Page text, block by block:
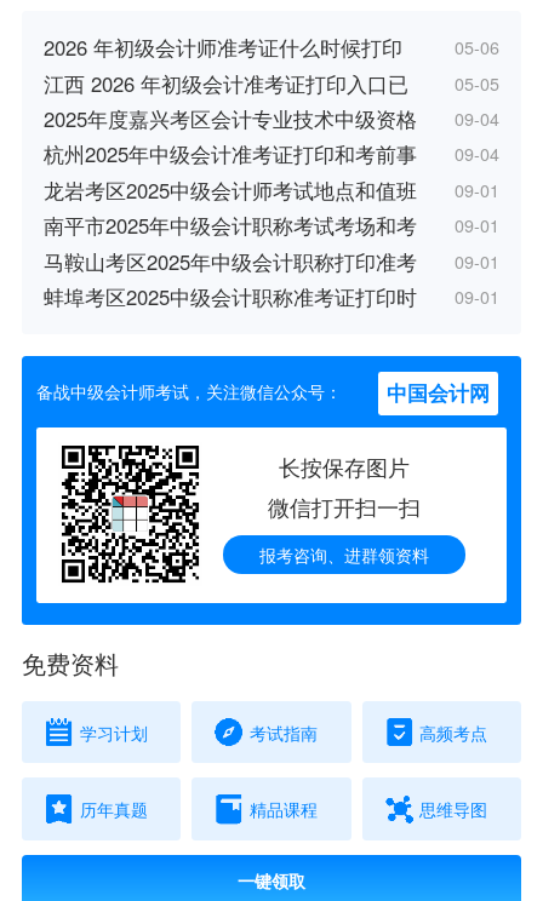
2026 年初级会计师准考证什么时候打印 05-06
江西 2026 年初级会计准考证打印入口已 05-05
2025年度嘉兴考区会计专业技术中级资格 09-04
杭州2025年中级会计准考证打印和考前事 09-04
龙岩考区2025中级会计师考试地点和值班 09-01
南平市2025年中级会计职称考试考场和考 09-01
马鞍山考区2025年中级会计职称打印准考 09-01
蚌埠考区2025中级会计职称准考证打印时 09-01
备战中级会计师考试，关注微信公众号： 中国会计网
长按保存图片
微信打开扫一扫
报考咨询、进群领资料
免费资料
学习计划 考试指南 高频考点
历年真题 精品课程 思维导图
一键领取